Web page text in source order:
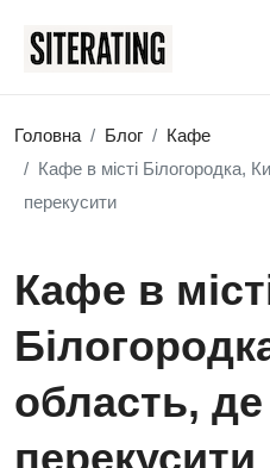
Головна Блог
Кафе
Кафе в місті Білогородка,
перекусити
Кафе в
область,
перекусити